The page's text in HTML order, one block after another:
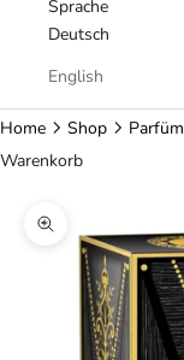
Sprache
Deutsch
English
Home Shop Parfüm
Warenkorb
Bild vergrößern